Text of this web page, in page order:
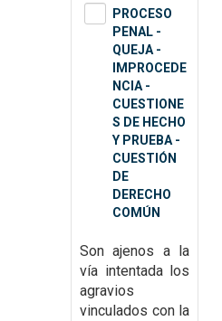
PROCESO
PENAL -
QUEJA -
IMPROCEDE
NCIA -
CUESTIONE
S DE HECHO
Y PRUEBA -
CUESTIÓN
DE
DERECHO
COMÚN
Son ajenos a la
vía intentada los
agravios
vinculados con la